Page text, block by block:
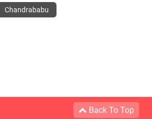
Chandrababu
Back To Top